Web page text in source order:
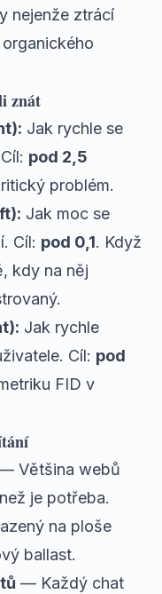
nejenže ztrácí
znát
Jak rychle se
pod 2,5
problém.
Jak moc se
Cíl: pod 0,1. Když
kdy na něj
Jak rychle
Cíl: pod
FID v
Většina webů
je potřeba.
na ploše
ballast.
— Každý chat